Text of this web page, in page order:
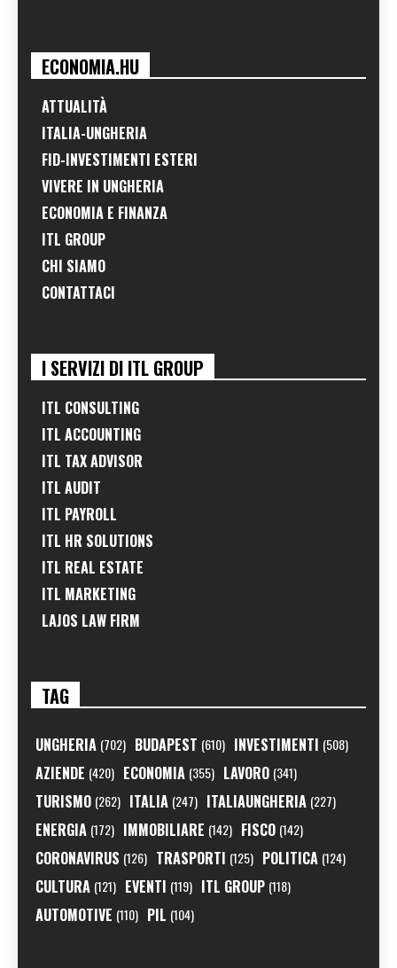
ECONOMIA.HU
ATTUALITÀ
ITALIA-UNGHERIA
FID-INVESTIMENTI ESTERI
VIVERE IN UNGHERIA
ECONOMIA E FINANZA
ITL GROUP
CHI SIAMO
CONTATTACI
I SERVIZI DI ITL GROUP
ITL CONSULTING
ITL ACCOUNTING
ITL TAX ADVISOR
ITL AUDIT
ITL PAYROLL
ITL HR SOLUTIONS
ITL REAL ESTATE
ITL MARKETING
LAJOS LAW FIRM
TAG
UNGHERIA (702) BUDAPEST (610) INVESTIMENTI (508)
AZIENDE (420) ECONOMIA (355) LAVORO (341)
TURISMO (262) ITALIA (247) ITALIAUNGHERIA (227)
ENERGIA (172) IMMOBILIARE (142) FISCO (142)
CORONAVIRUS (126) TRASPORTI (125) POLITICA (124)
CULTURA (121) EVENTI (119) ITL GROUP (118)
AUTOMOTIVE (110) PIL (104)